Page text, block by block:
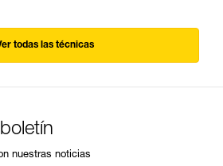
todas las técnicas
nuestras noticias